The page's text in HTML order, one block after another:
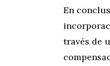
En
través de